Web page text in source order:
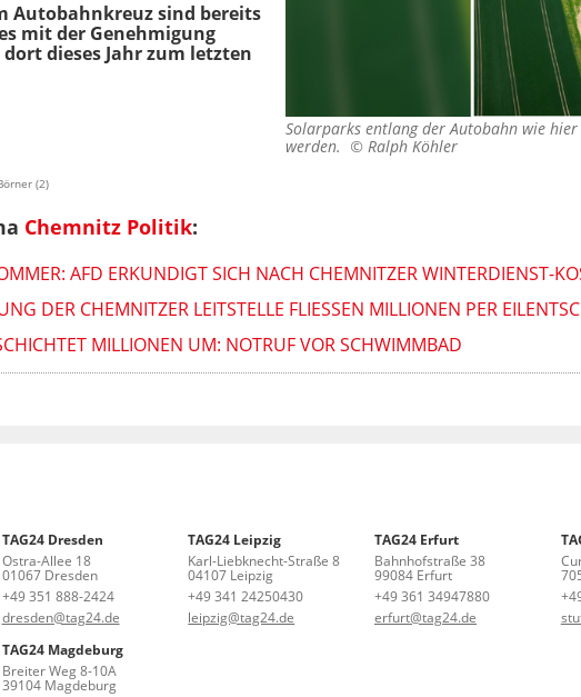
Solarparks entlang der Autobahn wie
werden. © Ralph Köhler
Autobahnkreuz sind bereits
mit der Genehmigung
dieses Jahr zum letzten
(2)
Chemnitz Politik:
AFD ERKUNDIGT SICH NACH CHEMNITZER WINTERDIENST-
DER CHEMNITZER LEITSTELLE FLIESSEN MILLIONEN PER
MILLIONEN UM: NOTRUF VOR SCHWIMMBAD
TAG24 Dresden
Ostra-Allee 18
01067 Dresden
+49 351 888-2424
dresden@tag24.de
TAG24 Leipzig
Karl-Liebknecht-Straße 8
04107 Leipzig
+49 341 24250430
leipzig@tag24.de
TAG24 Erfurt
Bahnhofstraße 38
99084 Erfurt
+49 361 34947880
erfurt@tag24.de
TAG24 Magdeburg
Breiter Weg 8-10A
39104 Magdeburg